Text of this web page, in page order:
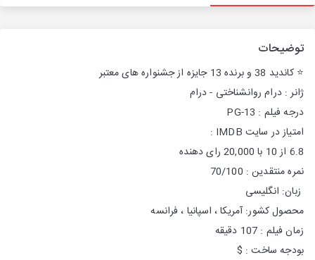
توضیحات
⭐️ كانديد 38 و برنده 13 جایزه از جشنواره های معتبر
ژانر : درام روانشناختی - درام
درجه فیلم : PG-13
امتیاز در سایت IMDB :
6.8 از 10 با 20,000 رای دهنده
نمره منتقدین : 70/100
زبان: انگلیسی
محصول کشور: آمریکا ، اسپانیا ، فرانسه
زمان فیلم : 107 دقیقه
بودجه ساخت : $